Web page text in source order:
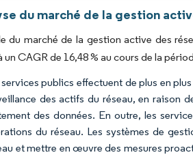
du marché de la gestion
du marché de la gestion active des
un CAGR de 16,48 % au cours de la
services publics effectuent de plus en
des actifs du réseau, en raison
des données. En outre, les
du réseau. Les systèmes de
et mettre en œuvre des mesures